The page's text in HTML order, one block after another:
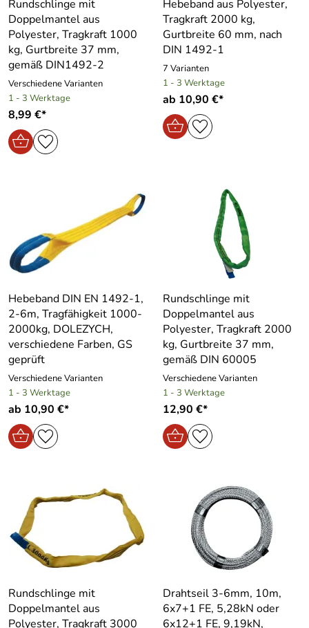
Rundschlinge mit
Doppelmantel aus
Polyester, Tragkraft 1000
kg, Gurtbreite 37 mm,
gemäß DIN1492-2
Verschiedene Varianten
1 - 3 Werktage
8,99 €*
Hebeband aus Polyester,
Tragkraft 2000 kg,
Gurtbreite 60 mm, nach
DIN 1492-1
7 Varianten
1 - 3 Werktage
ab 10,90 €*
Hebeband DIN EN 1492-1,
2-6m, Tragfähigkeit 1000-
2000kg, DOLEZYCH,
verschiedene Farben, GS
geprüft
Verschiedene Varianten
1 - 3 Werktage
ab 10,90 €*
Rundschlinge mit
Doppelmantel aus
Polyester, Tragkraft 2000
kg, Gurtbreite 37 mm,
gemäß DIN 60005
Verschiedene Varianten
1 - 3 Werktage
12,90 €*
Rundschlinge mit
Doppelmantel aus
Polyester, Tragkraft 3000
Drahtseil 3-6mm, 10m,
6x7+1 FE, 5,28kN oder
6x12+1 FE, 9,19kN,